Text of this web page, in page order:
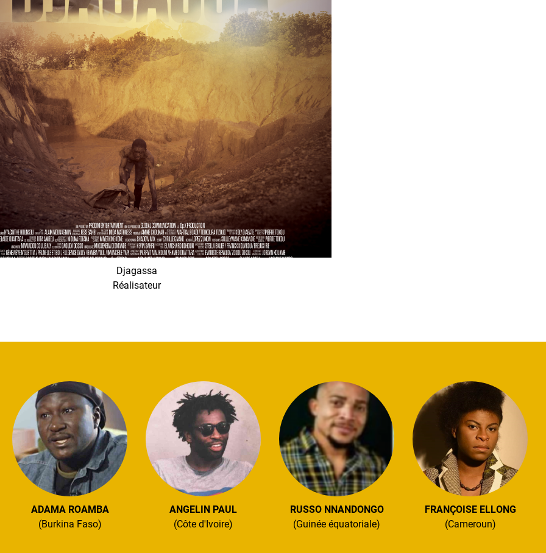
Djagassa
Réalisateur
ADAMA ROAMBA
(Burkina Faso)
ANGELIN PAUL
(Côte d'Ivoire)
RUSSO NNANDONGO
(Guinée équatoriale)
FRANÇOISE ELLONG
(Cameroun)